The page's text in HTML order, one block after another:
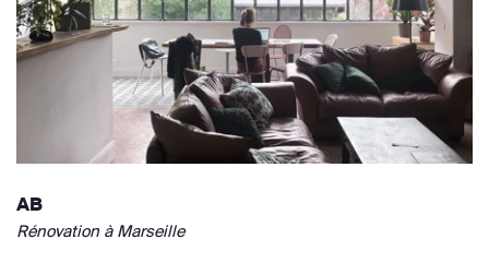
AB
Rénovation à Marseille